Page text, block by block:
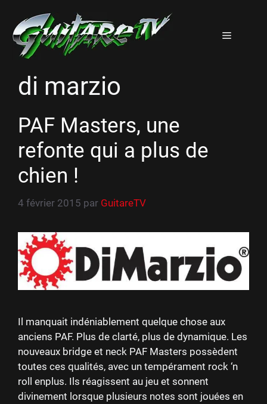
contenu
Menu
di marzio
PAF Masters, une
refonte qui a plus de
chien !
4 février 2015 par GuitareTV
Il manquait indéniablement quelque chose aux
anciens PAF. Plus de clarté, plus de dynamique. Les
nouveaux bridge et neck PAF Masters possèdent
toutes ces qualités, avec un tempérament rock ‘n
roll enplus. Ils réagissent au jeu et sonnent
divinement lorsque plusieurs notes sont jouées en